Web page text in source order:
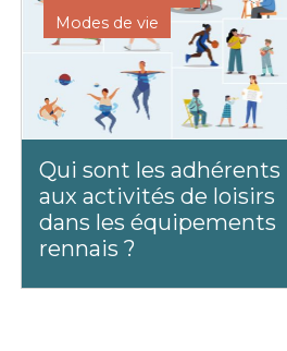
Modes de vie
Qui sont les adhérents
aux activités de loisirs
dans les équipements
rennais ?